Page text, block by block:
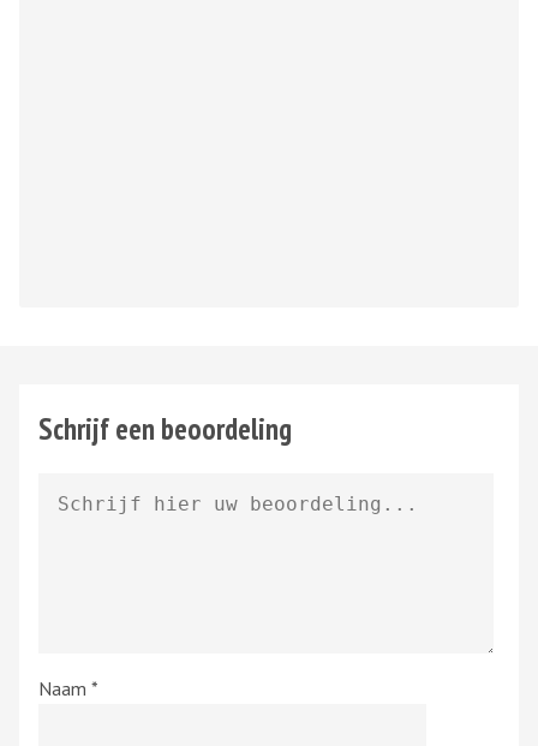
Schrijf een beoordeling
Naam *